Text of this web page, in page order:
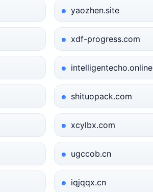
yaozhen.site
xdf-progress.com
intelligentecho.online
shituopack.com
xcylbx.com
ugccob.cn
iqjqqx.cn